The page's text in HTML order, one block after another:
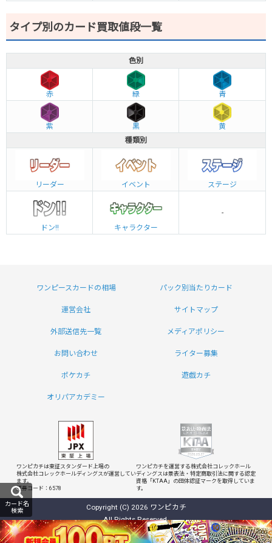
タイプ別のカード買取値段一覧
色別
赤 緑 青
紫 黒
黄
種類別
リーダー イベント ステージ
ドン!! キャラクター
-
ワンピースカードの相場 パック別当たりカード
運営会社 サイトマップ
外部送信先一覧 メディアポリシー
お問い合わせ ライター募集
ポケカチ 遊戯カチ
オリパアカデミー
ワンピカチは東証スタンダード上場の
株式会社コレックホールディングスが運営してい
ます。
証券コード：6578
ワンピカチを運営する株式会社コレックホール
ディングスは景表法・特定商取引法に関する認定
資格「KTAA」の団体認証マークを取得していま
す。
Copyright (C) 2026 ワンピカチ
All Rights Reserved.
カード名
検索